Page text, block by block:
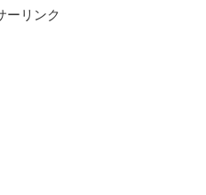
ーリンク